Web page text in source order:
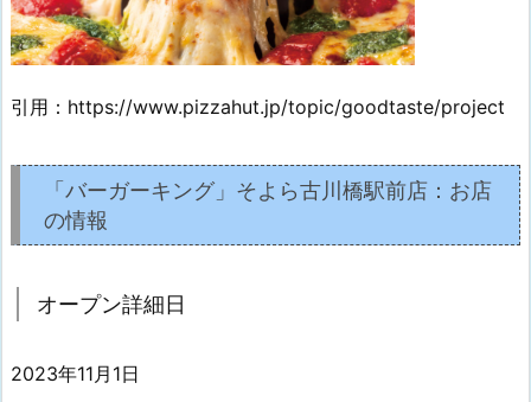
引用：https://www.pizzahut.jp/topic/goodtaste/project
「バーガーキング」そよら古川橋駅前店：お店
の情報
オープン詳細日
2023年11月1日